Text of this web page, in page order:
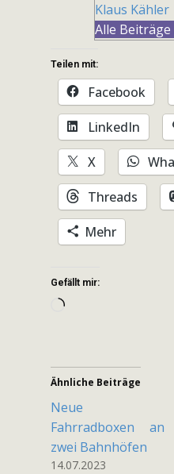
Klaus Kähler
Alle
Teilen mit:
Facebook
LinkedIn
X
Threads
Mehr
Gefällt mir:
Wird
Ähnliche Beiträge
Neue
Fahrradboxen an
zwei Bahnhöfen
14.07.2023